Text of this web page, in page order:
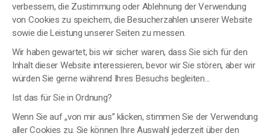
verbessern, die Zustimmung oder Ablehnung der Verwendung
von Cookies zu speichern, die Besucherzahlen unserer Website
sowie die Leistung unserer Seiten zu messen.
Wir haben gewartet, bis wir sicher waren, dass Sie sich für den
Inhalt dieser Website interessieren, bevor wir Sie stören, aber wir
würden Sie gerne während Ihres Besuchs begleiten...
Ist das für Sie in Ordnung?
Wenn Sie auf „von mir aus” klicken, stimmen Sie der Verwendung
aller Cookies zu. Sie können Ihre Auswahl jederzeit über den
Digital, Daten & KI